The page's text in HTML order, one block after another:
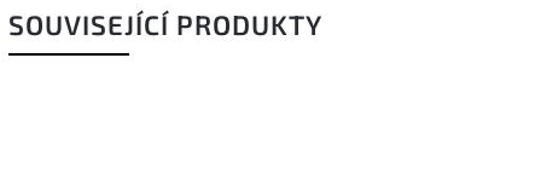
SOUVISEJÍCÍ PRODUKTY